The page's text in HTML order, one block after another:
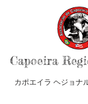
Capoeira
カポエイラ ヘジョ